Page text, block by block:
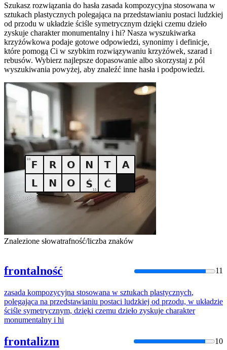
Szukasz rozwiązania do hasła zasada kompozycyjna stosowana w
sztukach plastycznych polegająca na przedstawianiu postaci ludzkiej
od przodu w układzie ściśle symetrycznym dzięki czemu dzieło
zyskuje charakter monumentalny i hi? Nasza wyszukiwarka
krzyżówkowa podaje gotowe odpowiedzi, synonimy i definicje,
które pomogą Ci w szybkim rozwiązywaniu krzyżówek, szarad i
rebusów. Wybierz najlepsze dopasowanie albo skorzystaj z pól
wyszukiwania powyżej, aby znaleźć inne hasła i podpowiedzi.
Znalezione słowatrafność/liczba znaków
frontalność 11
zasada kompozycyjna stosowana w sztukach plastycznych,
polegająca na przedstawianiu postaci ludzkiej od przodu, w układzie
ściśle symetrycznym, dzięki czemu dzieło zyskuje charakter
monumentalny i hi
frontalizm 10